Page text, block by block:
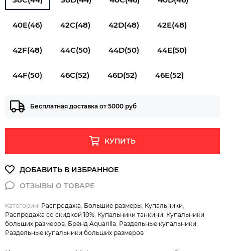
40E(46) 42C(48) 42D(48) 42E(48)
42F(48) 44C(50) 44D(50) 44E(50)
44F(50) 46C(52) 46D(52) 46E(52)
Бесплатная доставка от 5000 руб
КУПИТЬ
Категории: Распродажа Большие размеры Купальники
Распродажа со скидкой 10% Купальники танкини Купальники
больших размеров Бренд Aquarilla Раздельные купальники
Раздельные купальники больших размеров